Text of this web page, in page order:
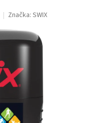
Značka: SWIX